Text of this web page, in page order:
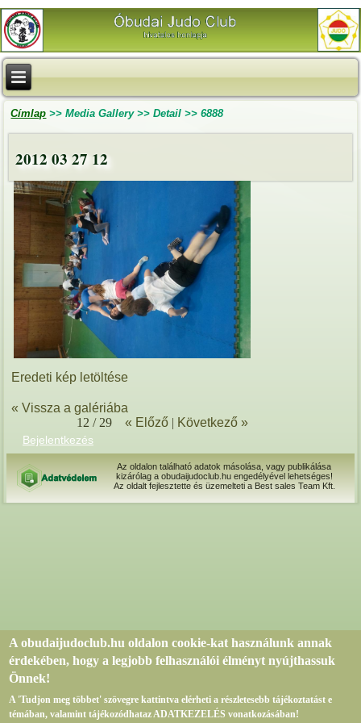
Címlap >>Media Gallery>>Detail >>6888
2012 03 27 12
Eredeti kép letöltése
« Vissza a galériába
12 / 29
« Előző| Következő »
Bejelentkezés
Az oldalon található adatok másolása, vagy publikálása
kizárólag a obudaijudoclub.hu engedélyével lehetséges!
Az oldalt fejlesztette és üzemelteti a Best sales Team Kft.
A obudaijudoclub.hu oldalon cookie-kat használunk annak
érdekében, hogy a legjobb felhasználói élményt nyújthassuk
Önnek!
A 'Tudjon meg többet' szövegre kattintva elérheti a részletesebb tájékoztatást e
témában, valamint tájékozódhataz ADATKEZELÉS vonatkozásában!